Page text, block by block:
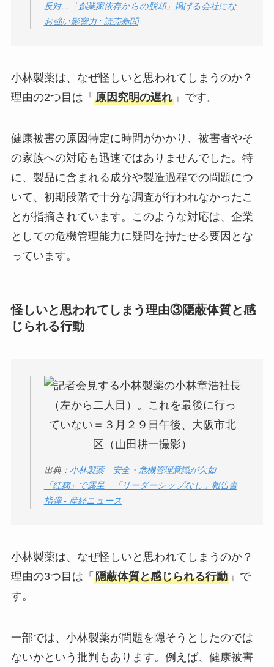
反対…「創業家依存からの脱却」掲げる会社にな
お強い影響力 : 読売新聞
小林製薬は、なぜ怪しいと思われてしまうのか？
理由の2つ目は「 原因究明の遅れ」です。
健康被害の原因特定に時間がかかり、被害者やそ
の家族への対応も迅速ではありませんでした。特
に、製品に含まれる成分や製造過程での問題につ
いて、初期段階で十分な調査が行われなかったこ
とが指摘されています。このような対応は、企業
としての危機管理能力に疑問を持たせる要因とな
っています。
怪しいと思われてしまう理由③隠蔽体質と感
じられる行動
出典： 小林製薬 安全・危機管理意識が欠如
「紅麹」で露呈 「リーダーシップなし」報告書
指弾 - 産経ニュース
小林製薬は、なぜ怪しいと思われてしまうのか？
理由の3つ目は「 隠蔽体質と感じられる行動」で
す。
一部では、小林製薬が問題を隠そうとしたのでは
ないかという批判もあります。例えば、健康被害